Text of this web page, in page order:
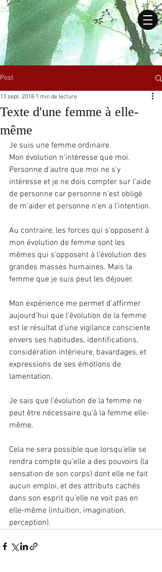
Post
Texte d'une femme à elle-
même
13 sept. 2018 1 min de lecture
Je suis une femme ordinaire.
Mon évolution n’intéresse que moi.
Personne d’autre que moi ne s’y
intéresse et je ne dois compter sur l’aide
de personne car personne n’est obligé
de m’aider et personne n’en a l’intention.
Au contraire, les forces qui s’opposent à
mon évolution de femme sont les
mêmes qui s’opposent à l’évolution des
grandes masses humaines. Mais la
femme que je suis peut les déjouer.
Mon expérience me permet d’affirmer
aujourd’hui que l’évolution de la femme
est le résultat d’une vigilance consciente
envers ses habitudes, identifications,
considération intérieure, bavardages, et
expressions de ses émotions de
lamentation.
Je sais que l’évolution de la femme ne
peut être nécessaire qu’à la femme elle-
même.
Cela ne sera possible que lorsqu’elle se
rendra compte qu’elle a des pouvoirs (la
sensation de son corps) dont elle ne fait
aucun emploi, et des attributs cachés
dans son esprit qu’elle ne voit pas en
elle-même (intuition, imagination,
perception).